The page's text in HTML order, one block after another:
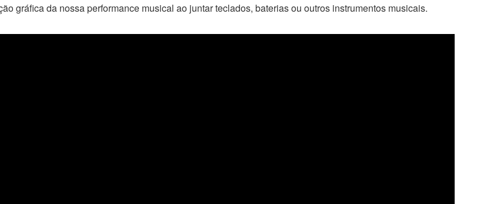
gráfica da nossa performance musical ao juntar teclados, baterias ou outros instrumentos musicais.